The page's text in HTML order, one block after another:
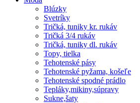
Blúzky
Svetríky
Tričká, tuniky kr. rukáv
Tričká 3/4 rukáv
Tričká, tuniky dl. rukáv
Topy, tielka
Tehotenské pásy
Tehotenské pyžama, košeľe
Tehotenské spodné prádlo
Tepláky,mikiny,súpravy
Sukne,šaty